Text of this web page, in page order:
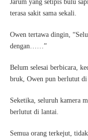
Jarum yang setipis bulu
terasa sakit sama sekali.
Owen tertawa dingin,
dengan……”
Belum selesai berbicara,
bruk, Owen pun berlutut di
Seketika, seluruh kamera
berlutut di lantai.
Semua orang terkejut,